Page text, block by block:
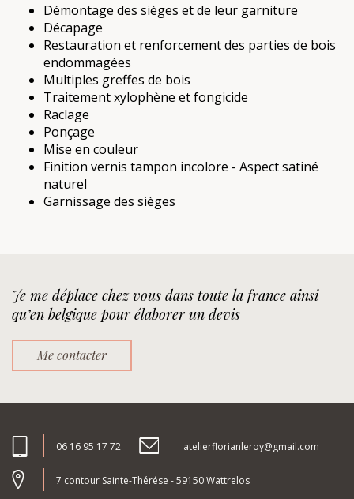
Démontage des sièges et de leur garniture
Décapage
Restauration et renforcement des parties de bois
endommagées
Multiples greffes de bois
Traitement xylophène et fongicide
Raclage
Ponçage
Mise en couleur
Finition vernis tampon incolore - Aspect satiné
naturel
Garnissage des sièges
Je me déplace chez vous dans toute la france ainsi
qu’en belgique pour élaborer un devis
Me contacter
06 16 95 17 72 atelierflorianleroy@gmail.com
7 contour Sainte-Thérése - 59150 Wattrelos